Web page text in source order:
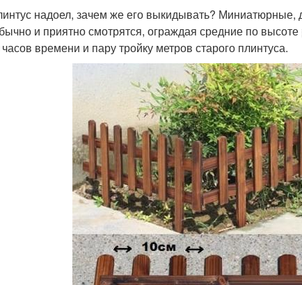
надоел, зачем же его выкидывать? Миниатюрные,
и приятно смотрятся, ограждая средние по
часов времени и пару тройку метров старого плинтуса.